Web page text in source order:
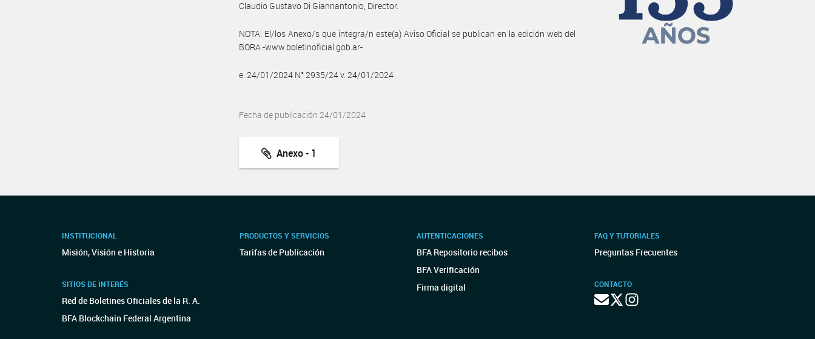
Claudio Gustavo Di Giannantonio, Director.
NOTA: El/los Anexo/s que integra/n este(a) Aviso Oficial se publican en la edición web del
BORA -www.boletinoficial.gob.ar-
e. 24/01/2024 N° 2935/24 v. 24/01/2024
Fecha de publicación 24/01/2024
Anexo - 1
INSTITUCIONAL
Misión, Visión e Historia
SITIOS DE INTERÉS
Red de Boletines Oficiales de la R. A.
BFA Blockchain Federal Argentina
PRODUCTOS Y SERVICIOS
Tarifas de Publicación
AUTENTICACIONES
BFA Repositorio recibos
BFA Verificación
Firma digital
FAQ Y TUTORIALES
Preguntas Frecuentes
CONTACTO